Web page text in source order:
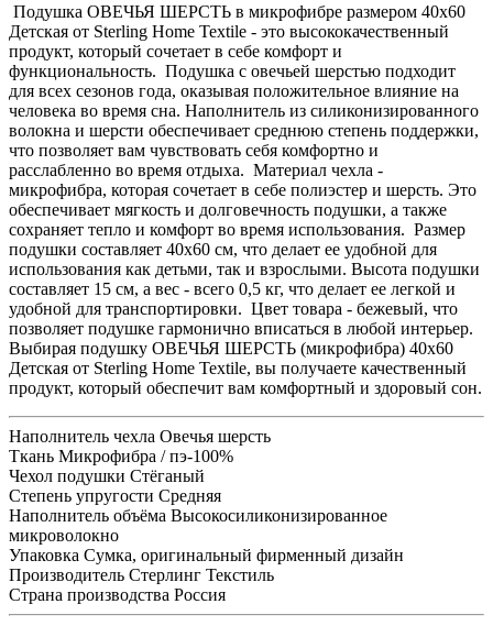
Подушка ОВЕЧЬЯ ШЕРСТЬ в микрофибре размером 40х60
Детская от Sterling Home Textile - это высококачественный
продукт, который сочетает в себе комфорт и
функциональность. Подушка с овечьей шерстью подходит
для всех сезонов года, оказывая положительное влияние на
человека во время сна. Наполнитель из силиконизированного
волокна и шерсти обеспечивает среднюю степень поддержки,
что позволяет вам чувствовать себя комфортно и
расслабленно во время отдыха. Материал чехла -
микрофибра, которая сочетает в себе полиэстер и шерсть. Это
обеспечивает мягкость и долговечность подушки, а также
сохраняет тепло и комфорт во время использования. Размер
подушки составляет 40х60 см, что делает ее удобной для
использования как детьми, так и взрослыми. Высота подушки
составляет 15 см, а вес - всего 0,5 кг, что делает ее легкой и
удобной для транспортировки. Цвет товара - бежевый, что
позволяет подушке гармонично вписаться в любой интерьер.
Выбирая подушку ОВЕЧЬЯ ШЕРСТЬ (микрофибра) 40х60
Детская от Sterling Home Textile, вы получаете качественный
продукт, который обеспечит вам комфортный и здоровый сон.
Наполнитель чехла Овечья шерсть
Ткань Микрофибра / пэ-100%
Чехол подушки Стёганый
Степень упругости Средняя
Наполнитель объёма Высокосиликонизированное
микроволокно
Упаковка Сумка, оригинальный фирменный дизайн
Производитель Стерлинг Текстиль
Страна производства Россия